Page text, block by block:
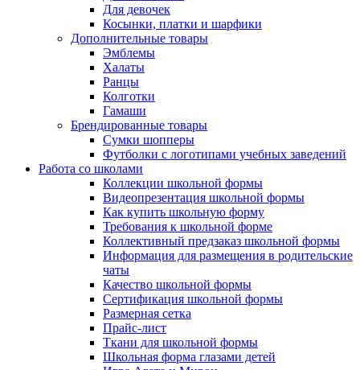
Для девочек
Косынки, платки и шарфики
Дополнительные товары
Эмблемы
Халаты
Ранцы
Колготки
Гамаши
Брендированные товары
Сумки шопперы
Футболки с логотипами учебных заведений
Работа со школами
Коллекции школьной формы
Видеопрезентация школьной формы
Как купить школьную форму
Требования к школьной форме
Коллективный предзаказ школьной формы
Информация для размещения в родительские
чаты
Качество школьной формы
Сертификация школьной формы
Размерная сетка
Прайс-лист
Ткани для школьной формы
Школьная форма глазами детей